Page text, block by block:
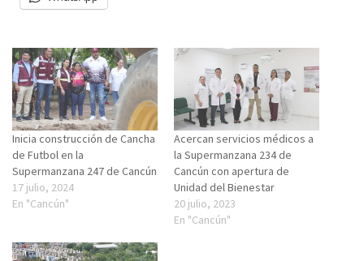
Inicia construcción de Cancha
de Futbol en la
Supermanzana 247 de Cancún
17 julio, 2024
En "Cancún"
Acercan servicios médicos a
la Supermanzana 234 de
Cancún con apertura de
Unidad del Bienestar
20 julio, 2023
En "Cancún"